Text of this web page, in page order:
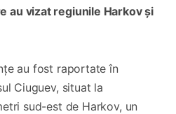
au vizat regiunile Harkov și
au fost raportate în
Ciuguev, situat la
sud-est de Harkov, un